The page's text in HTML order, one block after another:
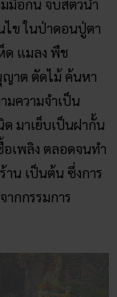
ความจำเป็น
มาเย็บเป็นฝากั้น
เพลิง ตลอดจนทำ
น เป็นต้น ซึ่งการ
ากกรรมการ